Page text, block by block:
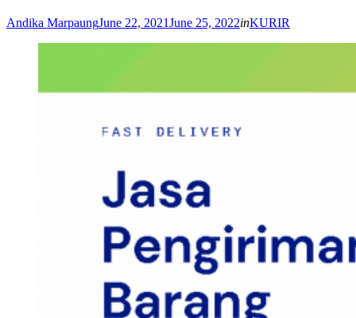
Andika MarpaungPosted
June 22, 2021June 25, 2022inKURIR